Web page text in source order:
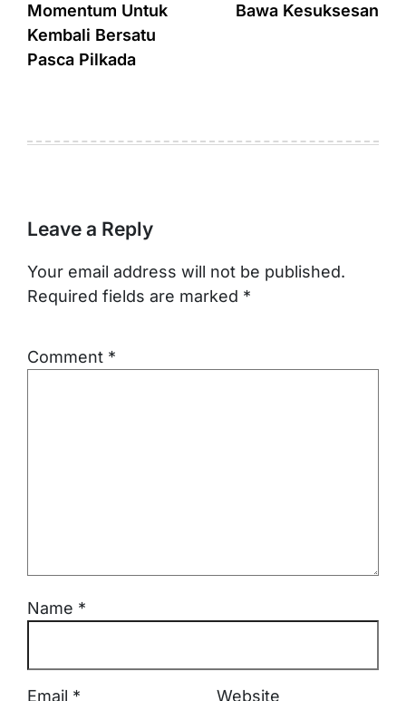
Momentum Untuk
Kembali Bersatu
Pasca Pilkada
Bawa Kesuksesan
Leave a Reply
Your email address will not be published.
Required fields are marked *
Comment *
Name *
Email * Website